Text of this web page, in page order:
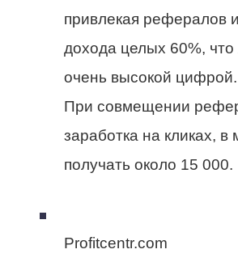
привлекая рефералов
дохода целых 60%, что
очень высокой цифрой.
При совмещении
заработка на кликах,
получать около 15 000.
Profitcentr.com